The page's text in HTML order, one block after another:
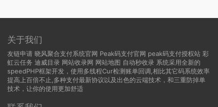
关于我们
友链申请 晓风聚合支付系统官网 Peak码支付官网 peak码支付授权站 彩
虹云任务 迪威目录 网站收录网 网站地图 自动秒收录 系统采用全新的
speedPHP框架开发，使用多线程Cur检测账单回调,相比其它码系统效率
提高上百倍不止,多种支付最新协议以及出色的云端技术，和三重防掉单
技术，让你的使用更加舒适